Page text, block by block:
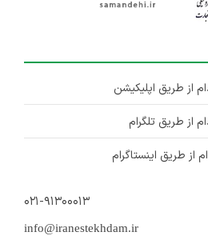
از طریق اپلیکیشن
از طریق تلگرام
طریق اینستاگرام
۰۲۱-۹۱۳۰۰۰۱۳
info@iranestekhdam.ir